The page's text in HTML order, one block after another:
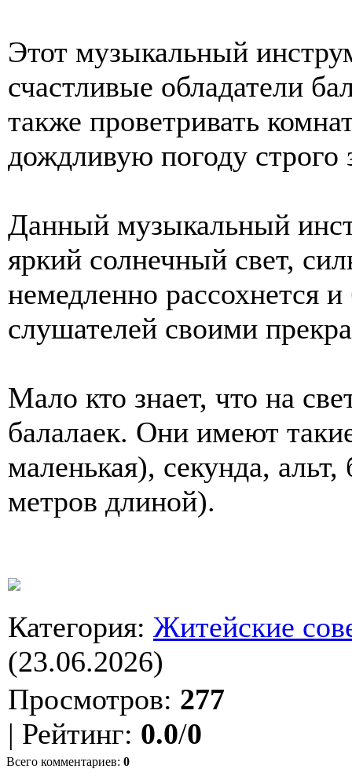
Этот музыкальный
счастливые обладатели
также проветривать
дождливую погоду строго
Данный музыкальный
яркий солнечный свет,
немедленно рассохнется
слушателей своими
Мало кто знает, что на
балалаек. Они имеют
маленькая), секунда,
метров длиной).
Категория: Житейские
(23.06.2026)
Просмотров: 277
| Рейтинг: 0.0/0
Всего комментариев: 0